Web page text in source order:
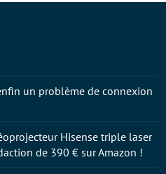
un problème de connexion
Hisense triple laser
de 390 € sur Amazon !